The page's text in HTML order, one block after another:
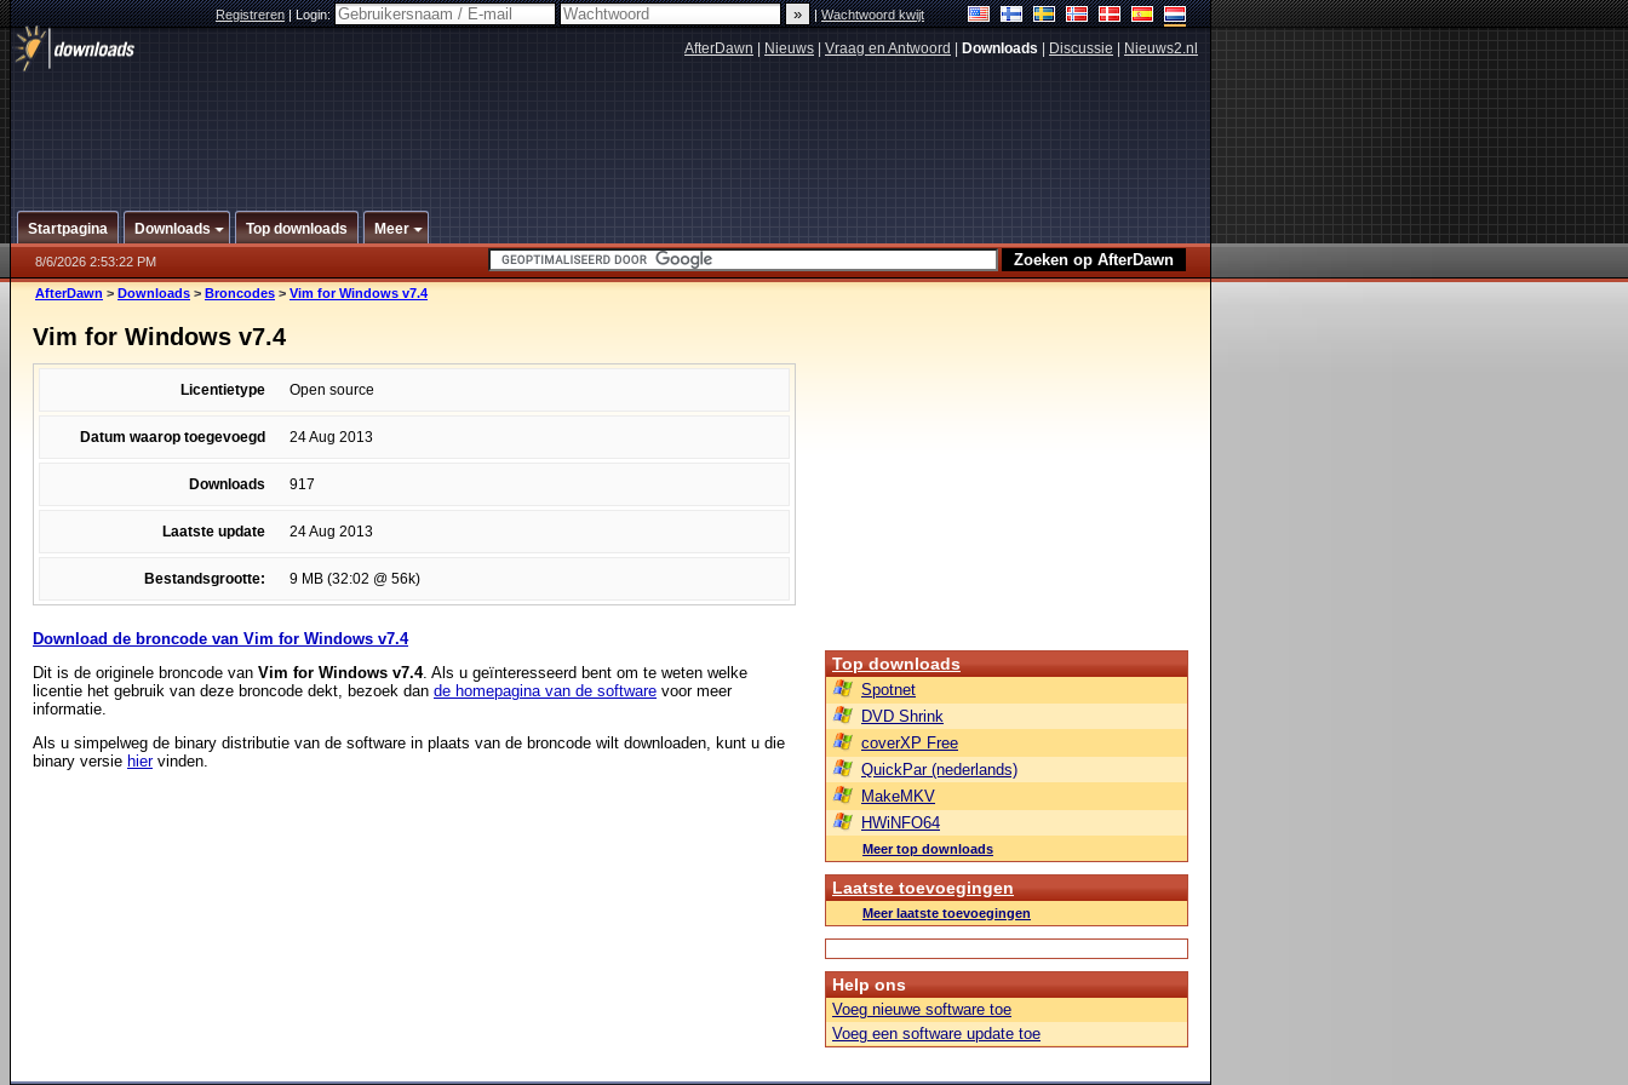
Registreren|Login: |Wachtwoord kwijt
AfterDawn Nieuws Vraag en Antwoord Downloads Discussie Nieuws2.nl
Startpagina Downloads Top downloads Meer
8/6/2026 2:53:22 PM
AfterDawn > Downloads > Broncodes > Vim for Windows v7.4
Vim for Windows v7.4
Licentietype Open source
Datum waarop toegevoegd 24 Aug 2013
Downloads 917
Laatste update 24 Aug 2013
Bestandsgrootte: 9 MB (32:02 @ 56k)
Download de broncode van Vim for Windows v7.4
Dit is de originele broncode van Vim for Windows v7.4. Als u geïnteresseerd bent om te weten welke
licentie het gebruik van deze broncode dekt, bezoek dan de homepagina van de software voor meer
informatie.
Als u simpelweg de binary distributie van de software in plaats van de broncode wilt downloaden, kunt u die
binary versie hiervinden.
Top downloads
Spotnet
DVD Shrink
coverXP Free
QuickPar (nederlands)
MakeMKV
HWiNFO64
Meer top downloads
Laatste toevoegingen
Meer laatste toevoegingen
Help ons
Voeg nieuwe software toe
Voeg een software update toe